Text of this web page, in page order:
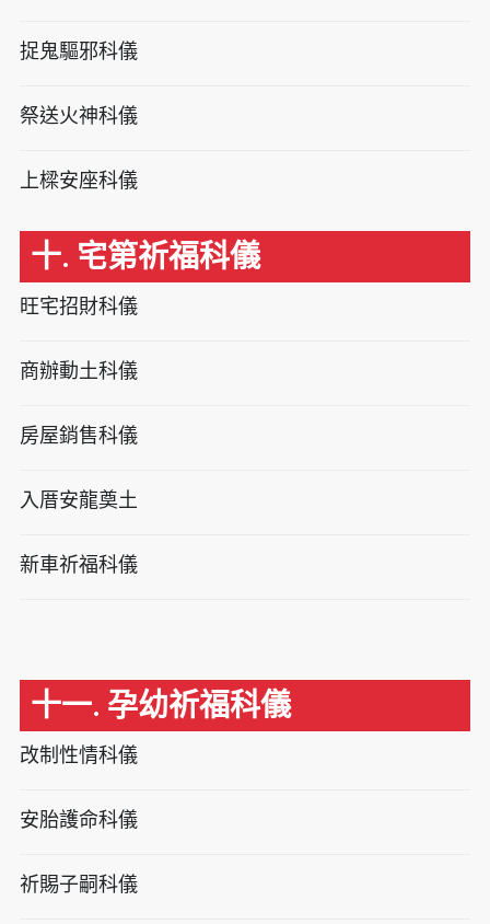
捉鬼驅邪科儀
祭送火神科儀
上樑安座科儀
十. 宅第祈福科儀
旺宅招財科儀
商辦動土科儀
房屋銷售科儀
入厝安龍奠土
新車祈福科儀
十一. 孕幼祈福科儀
改制性情科儀
安胎護命科儀
祈賜子嗣科儀